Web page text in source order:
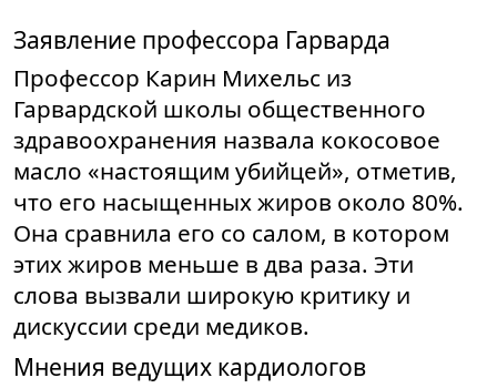
Заявление профессора Гарварда
Профессор Карин Михельс из
Гарвардской школы общественного
здравоохранения назвала кокосовое
масло «настоящим убийцей», отметив,
что его насыщенных жиров около 80%.
Она сравнила его со салом, в котором
этих жиров меньше в два раза. Эти
слова вызвали широкую критику и
дискуссии среди медиков.
Мнения ведущих кардиологов